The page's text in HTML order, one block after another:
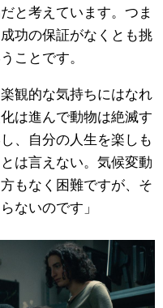
と考えています。つま
功の保証がなくとも挑
ことです。
観的な気持ちにはなれ
は進んで動物は絶滅す
、自分の人生を楽しも
は言えない。気候変動
もなく困難ですが、そ
ないのです」